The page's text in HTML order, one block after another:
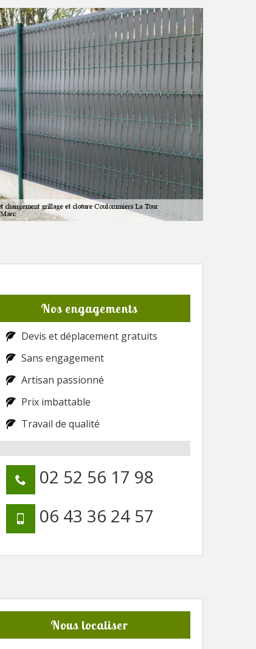
Nos engagements
Devis et déplacement gratuits
Sans engagement
Artisan passionné
Prix imbattable
Travail de qualité
02 52 56 17 98
06 43 36 24 57
Nous localiser